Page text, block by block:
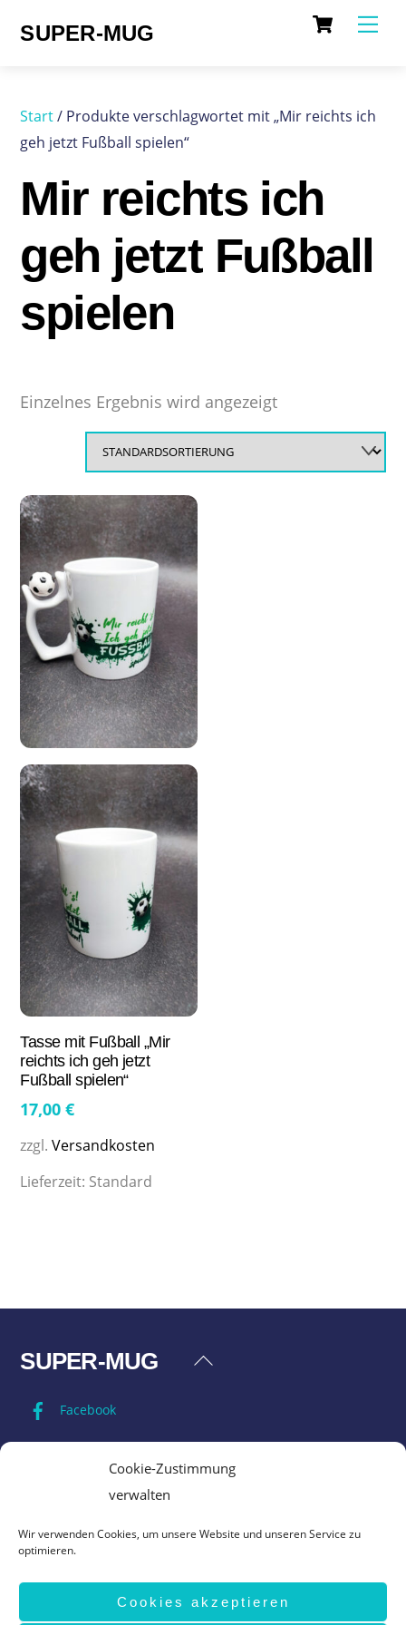
Cookie-Zustimmung
verwalten
Wir verwenden Cookies, um unsere Website und unseren Service zu
optimieren.
Cookies akzeptieren
Cart
SUPER-MUG
Start/ Produkte verschlagwortet mit „Mir reichts ich
geh jetzt Fußball spielen“
Mir reichts ich
geh jetzt Fußball
spielen
Einzelnes Ergebnis wird angezeigt
Tasse mit Fußball „Mir
reichts ich geh jetzt
Fußball spielen“
17,00€
zzgl.Versandkosten
Lieferzeit: Standard
Back
SUPER-MUG
Facebook
Vertrag widerrufen